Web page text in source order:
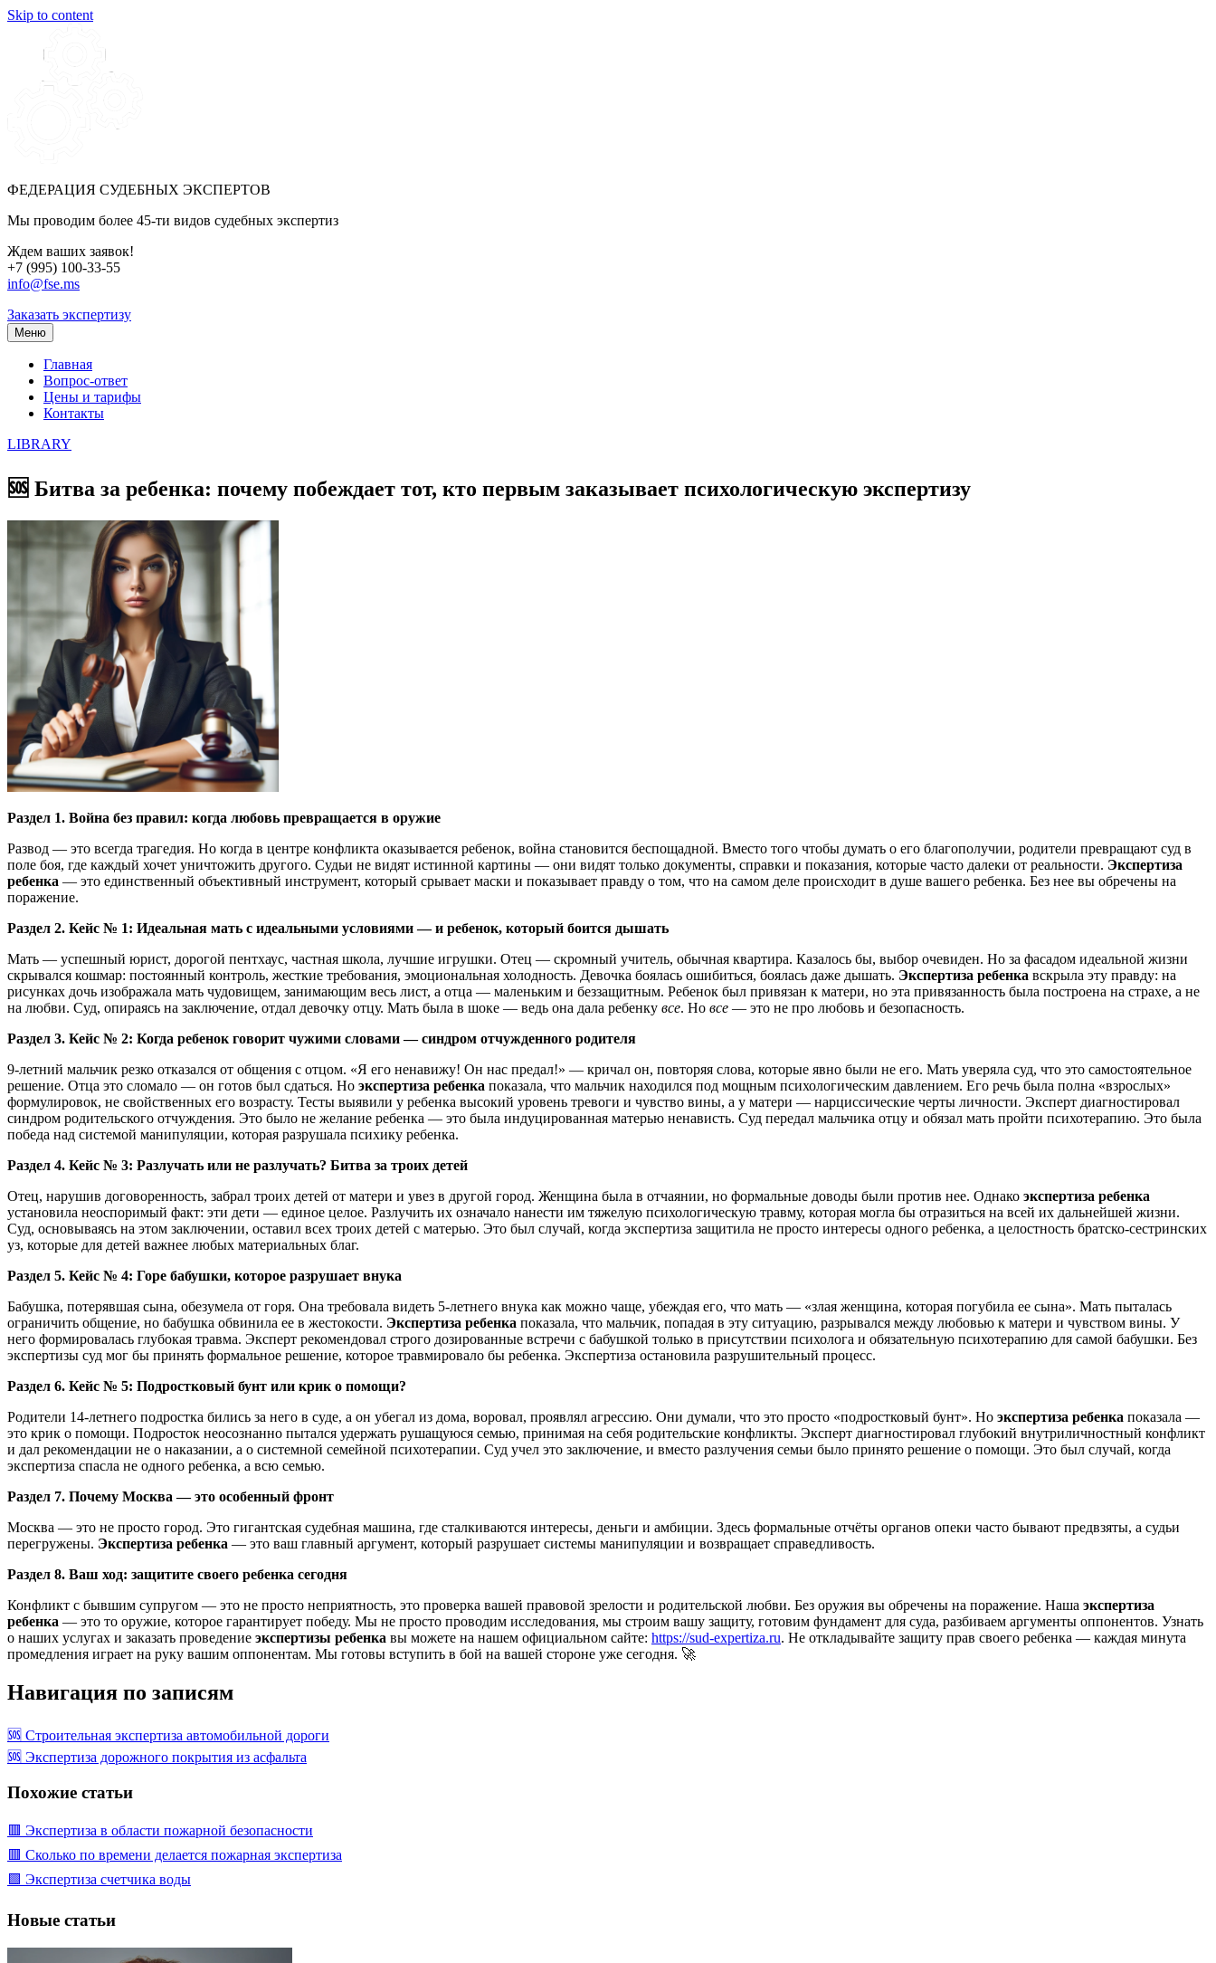
Skip to content
ФЕДЕРАЦИЯ СУДЕБНЫХ ЭКСПЕРТОВ
Мы проводим более 45-ти видов судебных экспертиз
Ждем ваших заявок!
+7 (995) 100-33-55
info@fse.ms
Заказать экспертизу
Меню
Главная
Вопрос-ответ
Цены и тарифы
Контакты
LIBRARY
🆘 Битва за ребенка: почему побеждает тот, кто первым заказывает психологическую экспертизу
Раздел 1. Война без правил: когда любовь превращается в оружие
Развод — это всегда трагедия. Но когда в центре конфликта оказывается ребенок, война становится беспощадной. Вместо того чтобы думать о его благополучии, родители превращают суд в
поле боя, где каждый хочет уничтожить другого. Судьи не видят истинной картины — они видят только документы, справки и показания, которые часто далеки от реальности. Экспертиза
ребенка — это единственный объективный инструмент, который срывает маски и показывает правду о том, что на самом деле происходит в душе вашего ребенка. Без нее вы обречены на
поражение.
Раздел 2. Кейс № 1: Идеальная мать с идеальными условиями — и ребенок, который боится дышать
Мать — успешный юрист, дорогой пентхаус, частная школа, лучшие игрушки. Отец — скромный учитель, обычная квартира. Казалось бы, выбор очевиден. Но за фасадом идеальной жизни
скрывался кошмар: постоянный контроль, жесткие требования, эмоциональная холодность. Девочка боялась ошибиться, боялась даже дышать. Экспертиза ребенка вскрыла эту правду: на
рисунках дочь изображала мать чудовищем, занимающим весь лист, а отца — маленьким и беззащитным. Ребенок был привязан к матери, но эта привязанность была построена на страхе, а не
на любви. Суд, опираясь на заключение, отдал девочку отцу. Мать была в шоке — ведь она дала ребенку все. Но все — это не про любовь и безопасность.
Раздел 3. Кейс № 2: Когда ребенок говорит чужими словами — синдром отчужденного родителя
9-летний мальчик резко отказался от общения с отцом. «Я его ненавижу! Он нас предал!» — кричал он, повторяя слова, которые явно были не его. Мать уверяла суд, что это самостоятельное
решение. Отца это сломало — он готов был сдаться. Но экспертиза ребенка показала, что мальчик находился под мощным психологическим давлением. Его речь была полна «взрослых»
формулировок, не свойственных его возрасту. Тесты выявили у ребенка высокий уровень тревоги и чувство вины, а у матери — нарциссические черты личности. Эксперт диагностировал
синдром родительского отчуждения. Это было не желание ребенка — это была индуцированная матерью ненависть. Суд передал мальчика отцу и обязал мать пройти психотерапию. Это была
победа над системой манипуляции, которая разрушала психику ребенка.
Раздел 4. Кейс № 3: Разлучать или не разлучать? Битва за троих детей
Отец, нарушив договоренность, забрал троих детей от матери и увез в другой город. Женщина была в отчаянии, но формальные доводы были против нее. Однако экспертиза ребенка
установила неоспоримый факт: эти дети — единое целое. Разлучить их означало нанести им тяжелую психологическую травму, которая могла бы отразиться на всей их дальнейшей жизни.
Суд, основываясь на этом заключении, оставил всех троих детей с матерью. Это был случай, когда экспертиза защитила не просто интересы одного ребенка, а целостность братско-сестринских
уз, которые для детей важнее любых материальных благ.
Раздел 5. Кейс № 4: Горе бабушки, которое разрушает внука
Бабушка, потерявшая сына, обезумела от горя. Она требовала видеть 5-летнего внука как можно чаще, убеждая его, что мать — «злая женщина, которая погубила ее сына». Мать пыталась
ограничить общение, но бабушка обвинила ее в жестокости. Экспертиза ребенка показала, что мальчик, попадая в эту ситуацию, разрывался между любовью к матери и чувством вины. У
него формировалась глубокая травма. Эксперт рекомендовал строго дозированные встречи с бабушкой только в присутствии психолога и обязательную психотерапию для самой бабушки. Без
экспертизы суд мог бы принять формальное решение, которое травмировало бы ребенка. Экспертиза остановила разрушительный процесс.
Раздел 6. Кейс № 5: Подростковый бунт или крик о помощи?
Родители 14-летнего подростка бились за него в суде, а он убегал из дома, воровал, проявлял агрессию. Они думали, что это просто «подростковый бунт». Но экспертиза ребенка показала —
это крик о помощи. Подросток неосознанно пытался удержать рушащуюся семью, принимая на себя родительские конфликты. Эксперт диагностировал глубокий внутриличностный конфликт
и дал рекомендации не о наказании, а о системной семейной психотерапии. Суд учел это заключение, и вместо разлучения семьи было принято решение о помощи. Это был случай, когда
экспертиза спасла не одного ребенка, а всю семью.
Раздел 7. Почему Москва — это особенный фронт
Москва — это не просто город. Это гигантская судебная машина, где сталкиваются интересы, деньги и амбиции. Здесь формальные отчёты органов опеки часто бывают предвзяты, а судьи
перегружены. Экспертиза ребенка — это ваш главный аргумент, который разрушает системы манипуляции и возвращает справедливость.
Раздел 8. Ваш ход: защитите своего ребенка сегодня
Конфликт с бывшим супругом — это не просто неприятность, это проверка вашей правовой зрелости и родительской любви. Без оружия вы обречены на поражение. Наша экспертиза
ребенка — это то оружие, которое гарантирует победу. Мы не просто проводим исследования, мы строим вашу защиту, готовим фундамент для суда, разбиваем аргументы оппонентов. Узнать
о наших услугах и заказать проведение экспертизы ребенка вы можете на нашем официальном сайте: https://sud-expertiza.ru. Не откладывайте защиту прав своего ребенка — каждая минута
промедления играет на руку вашим оппонентам. Мы готовы вступить в бой на вашей стороне уже сегодня. 🚀
Навигация по записям
🆘 Строительная экспертиза автомобильной дороги
🆘 Экспертиза дорожного покрытия из асфальта
Похожие статьи
🟥 Экспертиза в области пожарной безопасности
🟥 Сколько по времени делается пожарная экспертиза
🟩 Экспертиза счетчика воды
Новые статьи